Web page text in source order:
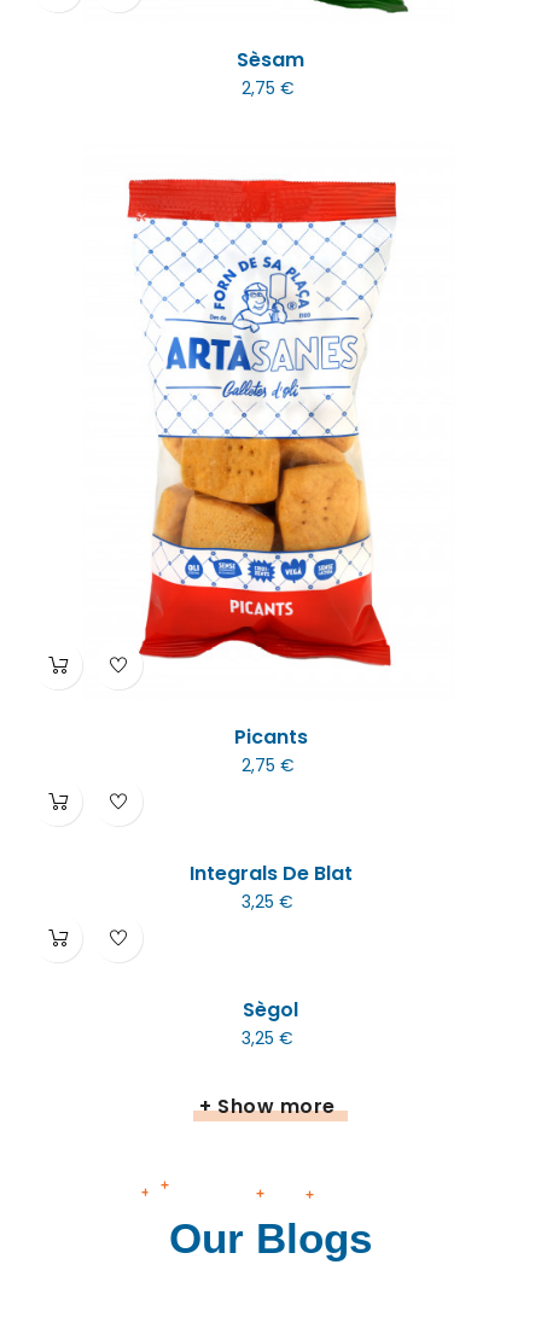
Sèsam
2,75 €
Picants
2,75 €
Integrals De Blat
3,25 €
Sègol
3,25 €
+ Show more
+
+
+ +
Our Blogs